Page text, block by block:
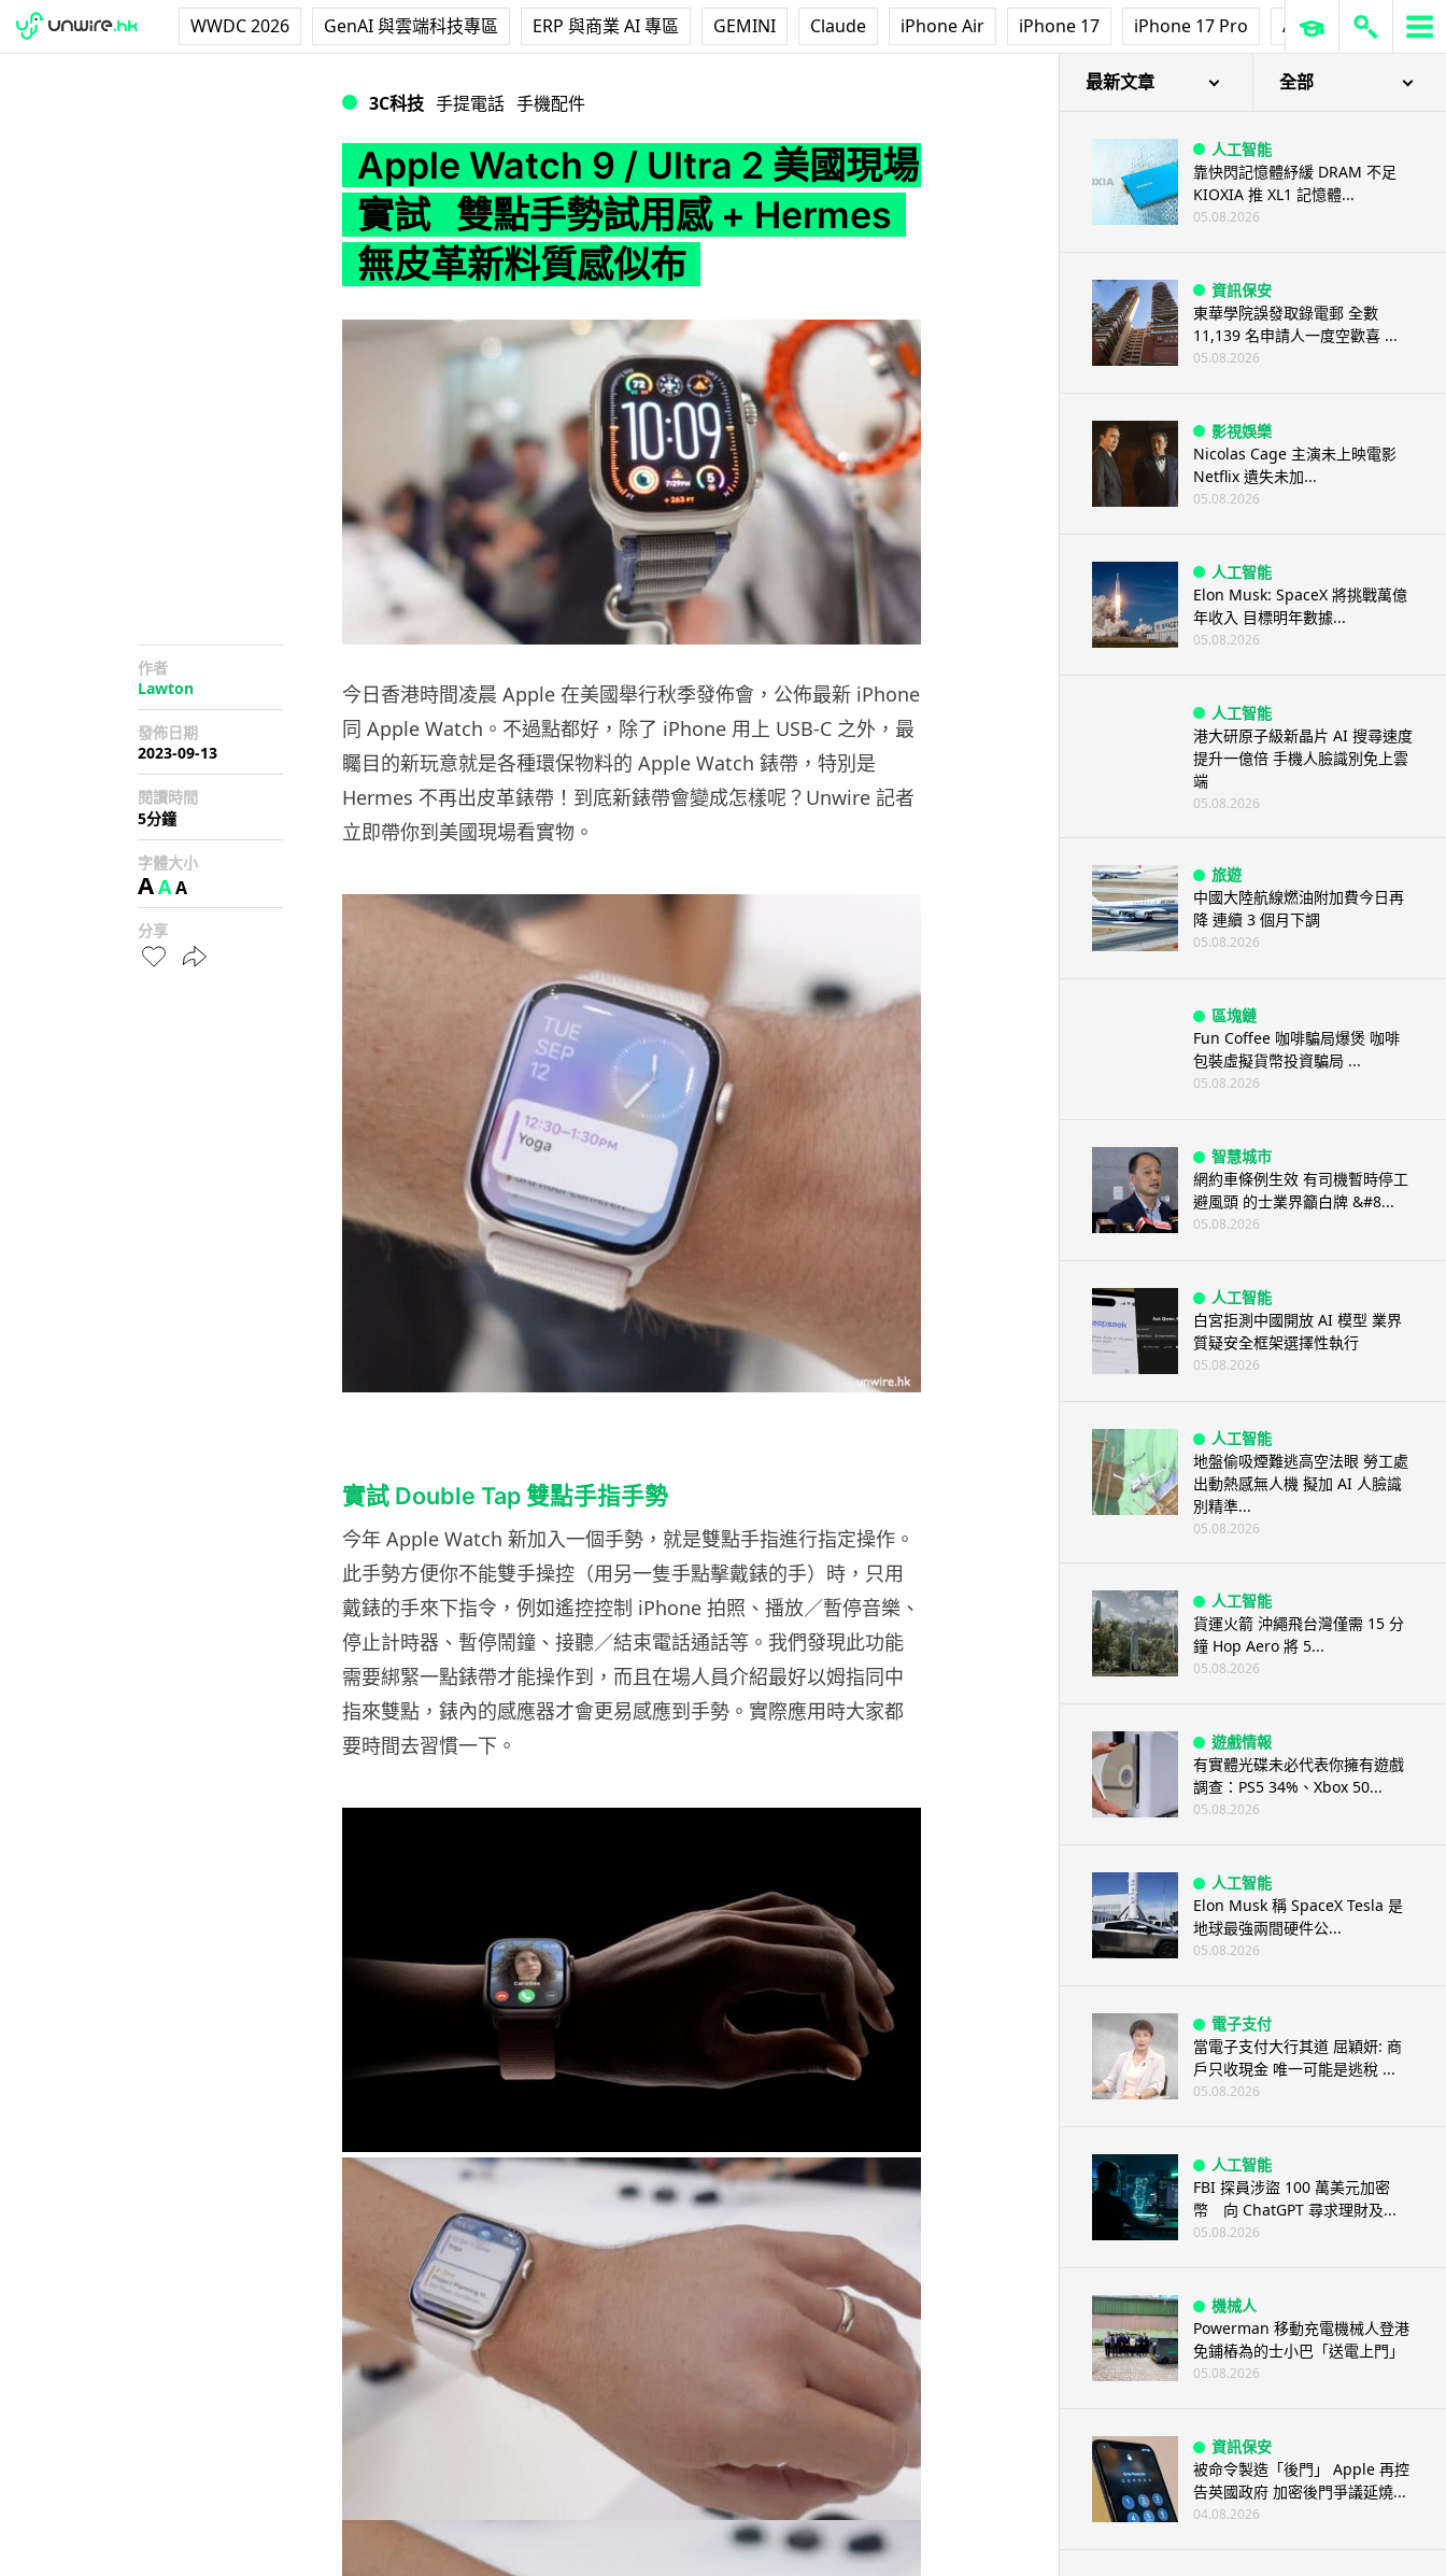
WWDC 2026 GenAI 與雲端科技專區 ERP 與商業 AI 專區 GEMINI Claude iPhone Air iPhone 17 iPhone 17 Pro AirPods Pro 3
3C科技 手提電話 手機配件
Apple Watch 9 / Ultra 2 美國現場
實試 雙點手勢試用感 + Hermes
無皮革新料質感似布
作者
Lawton
發佈日期
2023-09-13
閱讀時間
5分鐘
字體大小
AAA
分享
今日香港時間凌晨 Apple 在美國舉行秋季發佈會，公佈最新 iPhone
同 Apple Watch。不過點都好，除了 iPhone 用上 USB-C 之外，最
矚目的新玩意就是各種環保物料的 Apple Watch 錶帶，特別是
Hermes 不再出皮革錶帶！到底新錶帶會變成怎樣呢？Unwire 記者
立即帶你到美國現場看實物。
實試 Double Tap 雙點手指手勢
今年 Apple Watch 新加入一個手勢，就是雙點手指進行指定操作。
此手勢方便你不能雙手操控（用另一隻手點擊戴錶的手）時，只用
戴錶的手來下指令，例如遙控控制 iPhone 拍照、播放／暫停音樂、
停止計時器、暫停鬧鐘、接聽／結束電話通話等。我們發現此功能
需要綁緊一點錶帶才能操作到，而且在場人員介紹最好以姆指同中
指來雙點，錶內的感應器才會更易感應到手勢。實際應用時大家都
要時間去習慣一下。
最新文章 全部
人工智能
靠快閃記憶體紓緩 DRAM 不足
KIOXIA 推 XL1 記憶體...
05.08.2026
資訊保安
東華學院誤發取錄電郵 全數
11,139 名申請人一度空歡喜 ...
05.08.2026
影視娛樂
Nicolas Cage 主演未上映電影
Netflix 遺失未加...
05.08.2026
人工智能
Elon Musk: SpaceX 將挑戰萬億
年收入 目標明年數據...
05.08.2026
人工智能
港大研原子級新晶片 AI 搜尋速度
提升一億倍 手機人臉識別免上雲
端
05.08.2026
旅遊
中國大陸航線燃油附加費今日再
降 連續 3 個月下調
05.08.2026
區塊鏈
Fun Coffee 咖啡騙局爆煲 咖啡
包裝虛擬貨幣投資騙局 ...
05.08.2026
智慧城市
網約車條例生效 有司機暫時停工
避風頭 的士業界籲白牌 &#8...
05.08.2026
人工智能
白宮拒測中國開放 AI 模型 業界
質疑安全框架選擇性執行
05.08.2026
人工智能
地盤偷吸煙難逃高空法眼 勞工處
出動熱感無人機 擬加 AI 人臉識
別精準...
05.08.2026
人工智能
貨運火箭 沖繩飛台灣僅需 15 分
鐘 Hop Aero 將 5...
05.08.2026
遊戲情報
有實體光碟未必代表你擁有遊戲
調查：PS5 34%、Xbox 50...
05.08.2026
人工智能
Elon Musk 稱 SpaceX Tesla 是
地球最強兩間硬件公...
05.08.2026
電子支付
當電子支付大行其道 屈穎妍: 商
戶只收現金 唯一可能是逃稅 ...
05.08.2026
人工智能
FBI 探員涉盜 100 萬美元加密
幣 向 ChatGPT 尋求理財及...
05.08.2026
機械人
Powerman 移動充電機械人登港
免鋪樁為的士小巴「送電上門」
05.08.2026
資訊保安
被命令製造「後門」 Apple 再控
告英國政府 加密後門爭議延燒...
04.08.2026